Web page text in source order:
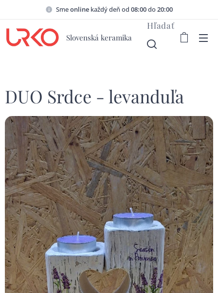
Smeonline každý deň od 08:00do20:00
Slovenská keramika
Hľadať
DUO Srdce - levanduľa